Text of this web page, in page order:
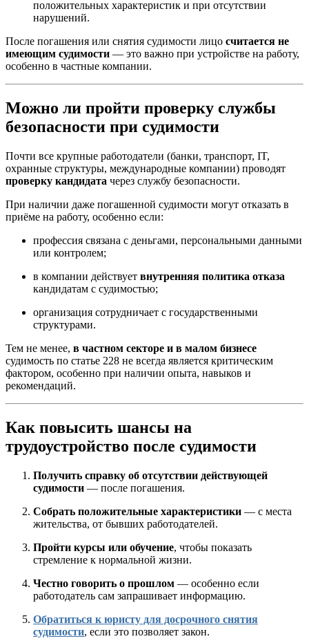
положительных характеристик и при отсутствии
нарушений.
После погашения или снятия судимости лицо считается не
имеющим судимости — это важно при устройстве на работу,
особенно в частные компании.
Можно ли пройти проверку службы
безопасности при судимости
Почти все крупные работодатели (банки, транспорт, IT,
охранные структуры, международные компании) проводят
проверку кандидата через службу безопасности.
При наличии даже погашенной судимости могут отказать в
приёме на работу, особенно если:
профессия связана с деньгами, персональными данными
или контролем;
в компании действует внутренняя политика отказа
кандидатам с судимостью;
организация сотрудничает с государственными
структурами.
Тем не менее, в частном секторе и в малом бизнесе
судимость по статье 228 не всегда является критическим
фактором, особенно при наличии опыта, навыков и
рекомендаций.
Как повысить шансы на
трудоустройство после судимости
Получить справку об отсутствии действующей
судимости — после погашения.
Собрать положительные характеристики — с места
жительства, от бывших работодателей.
Пройти курсы или обучение, чтобы показать
стремление к нормальной жизни.
Честно говорить о прошлом — особенно если
работодатель сам запрашивает информацию.
Обратиться к юристу для досрочного снятия
судимости, если это позволяет закон.